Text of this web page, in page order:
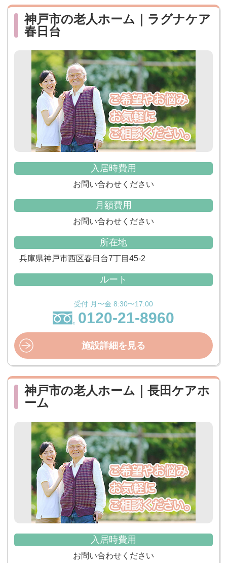
神戸市の老人ホーム｜ラグナケア
春日台
入居時費用
お問い合わせください
月額費用
お問い合わせください
所在地
兵庫県神戸市西区春日台7丁目45-2
ルート
受付 月〜金 8:30〜17:00
0120-21-8960
施設詳細を見る
神戸市の老人ホーム｜長田ケアホ
ーム
入居時費用
お問い合わせください